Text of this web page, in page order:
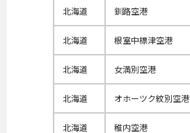
北海道 釧路空港
北海道 根室中標津空港
北海道 女満別空港
北海道 オホーツク紋別空港
北海道 稚内空港